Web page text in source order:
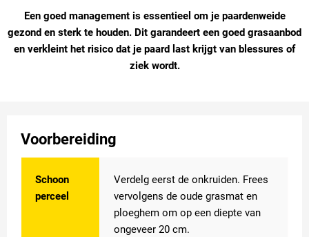
Een goed management is essentieel om je paardenweide
gezond en sterk te houden. Dit garandeert een goed grasaanbod
en verkleint het risico dat je paard last krijgt van blessures of
ziek wordt.
Voorbereiding
Schoon
perceel
Verdelg eerst de onkruiden. Frees
vervolgens de oude grasmat en
ploeghem om op een diepte van
ongeveer 20 cm.